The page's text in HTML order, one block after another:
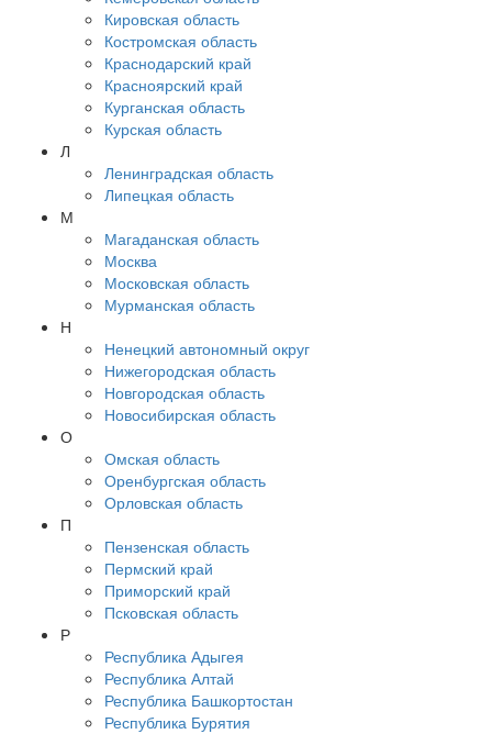
Кировская область
Костромская область
Краснодарский край
Красноярский край
Курганская область
Курская область
Л
Ленинградская область
Липецкая область
М
Магаданская область
Москва
Московская область
Мурманская область
Н
Ненецкий автономный округ
Нижегородская область
Новгородская область
Новосибирская область
О
Омская область
Оренбургская область
Орловская область
П
Пензенская область
Пермский край
Приморский край
Псковская область
Р
Республика Адыгея
Республика Алтай
Республика Башкортостан
Республика Бурятия